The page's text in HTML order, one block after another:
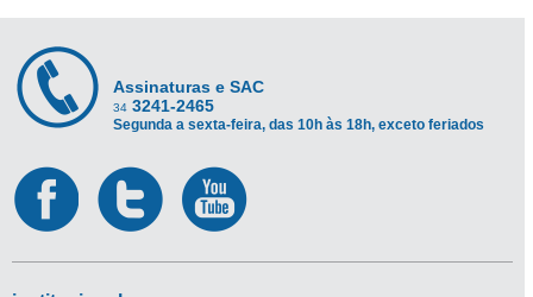
Assinaturas e SAC
34 3241-2465
Segunda a sexta-feira, das 10h às 18h, exceto feriados